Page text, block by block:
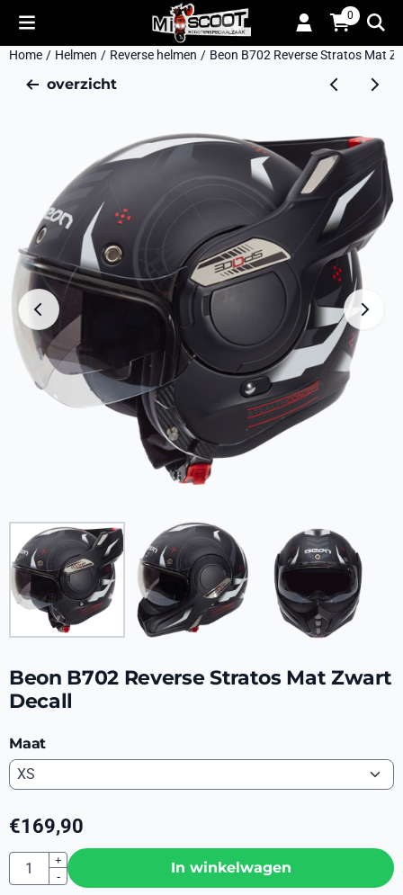
Cookievoorkeuren zijn momenteel gesloten. 0
Home / Helmen / Reverse helmen / Beon B702 Reverse Stratos Mat
overzicht
Beon B702 Reverse Stratos Mat Zwart
Decall
Maat
€169,90
Aantal
+
-
In winkelwagen